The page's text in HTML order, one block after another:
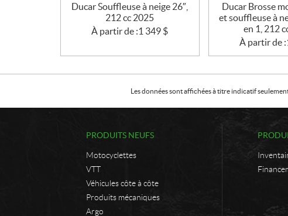
Ducar Souffleuse à neige 26″,
212 cc 2025
À partir de :1 349 $
Ducar Brosse
et souffleuse à
en 1, 212
À partir de :
Les données sont affichées à titre indicatif
PRODUITS NEUFS
Motocyclettes
VTT
Véhicules côte à côte
Produits mécaniques
Argo